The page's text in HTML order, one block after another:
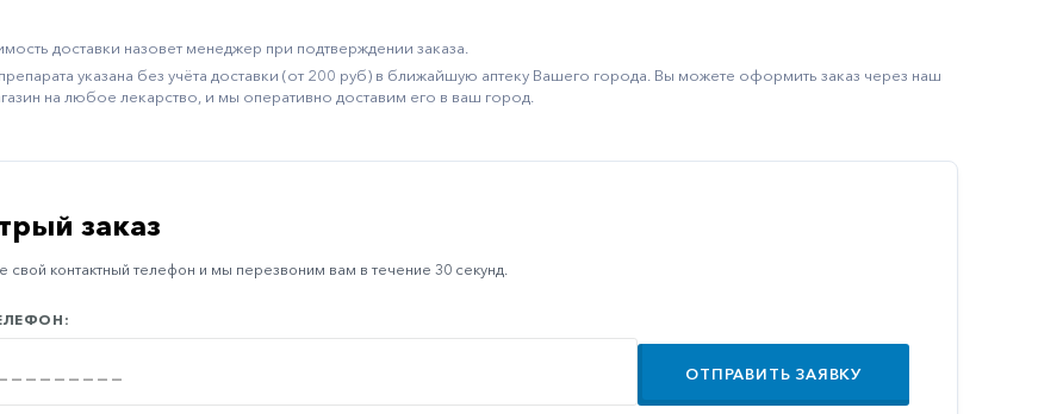
доставки назовет менеджер при подтверждении заказа.
указана без учёта доставки (от 200 руб) в ближайшую аптеку Вашего города. Вы можете оформить заказ через наш
на любое лекарство, и мы оперативно доставим его в ваш город.
заказ
свой контактный телефон и мы перезвоним вам в течение 30 секунд.
ОТПРАВИТЬ ЗАЯВКУ